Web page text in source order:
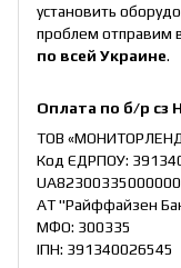
установить
проблем отправим
по всей Украине.
Оплата по б/р сз
ТОВ
Код ЄДРПОУ:
АТ "Райффайзен
МФО: 300335
ІПН: 391340026545